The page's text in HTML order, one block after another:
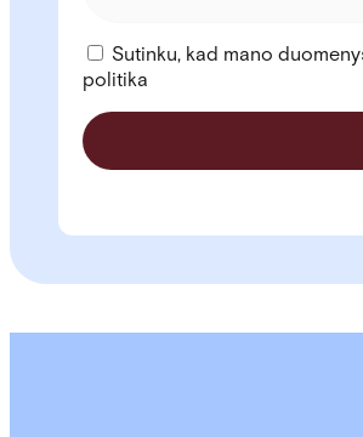
Sutinku, kad mano
politika